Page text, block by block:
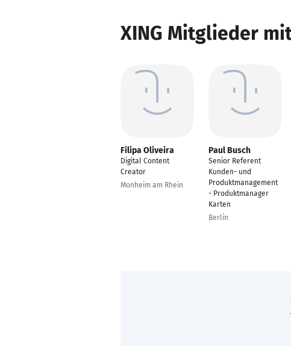
XING Mitglieder
Filipa Oliveira
Digital Content
Creator
Monheim am Rhein
Paul Busch
Senior Referent
Kunden- und
Produktmanagement
- Produktmanager
Karten
Berlin